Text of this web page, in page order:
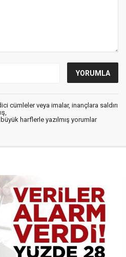
cümleler veya imalar, inançlara saldırı
harflerle yazılmış yorumlar